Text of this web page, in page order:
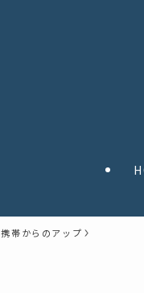
携帯からのアップ